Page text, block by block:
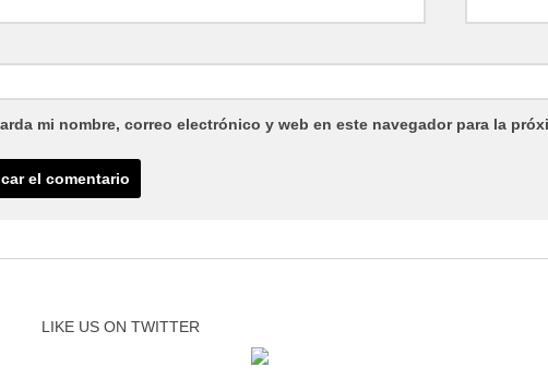
mi nombre, correo electrónico y web en este navegador para la
LIKE US ON TWITTER